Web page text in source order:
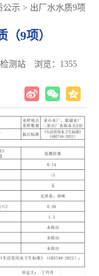
公示 > 出厂水水质9项
（9项）
测站 浏览： 1355